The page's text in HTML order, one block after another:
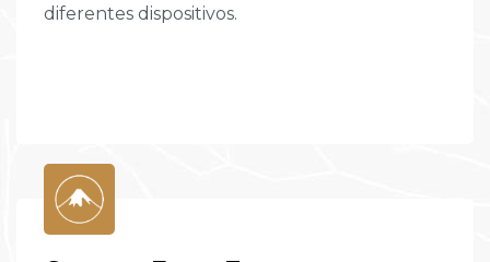
diferentes dispositivos.